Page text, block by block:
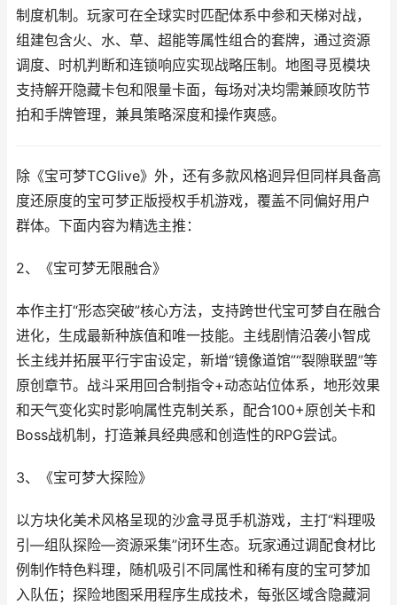
制度机制。玩家可在全球实时匹配体系中参和天梯对战，
组建包含火、水、草、超能等属性组合的套牌，通过资源
调度、时机判断和连锁响应实现战略压制。地图寻觅模块
支持解开隐藏卡包和限量卡面，每场对决均需兼顾攻防节
拍和手牌管理，兼具策略深度和操作爽感。
除《宝可梦TCGlive》外，还有多款风格迥异但同样具备高
度还原度的宝可梦正版授权手机游戏，覆盖不同偏好用户
群体。下面内容为精选主推：
2、《宝可梦无限融合》
本作主打“形态突破”核心方法，支持跨世代宝可梦自在融合
进化，生成最新种族值和唯一技能。主线剧情沿袭小智成
长主线并拓展平行宇宙设定，新增“镜像道馆”“裂隙联盟”等
原创章节。战斗采用回合制指令+动态站位体系，地形效果
和天气变化实时影响属性克制关系，配合100+原创关卡和
Boss战机制，打造兼具经典感和创造性的RPG尝试。
3、《宝可梦大探险》
以方块化美术风格呈现的沙盒寻觅手机游戏，主打“料理吸
引—组队探险—资源采集”闭环生态。玩家通过调配食材比
例制作特色料理，随机吸引不同属性和稀有度的宝可梦加
入队伍；探险地图采用程序生成技术，每张区域含隐藏洞